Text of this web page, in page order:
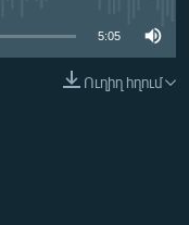
5:05
Ուղիղ հղում